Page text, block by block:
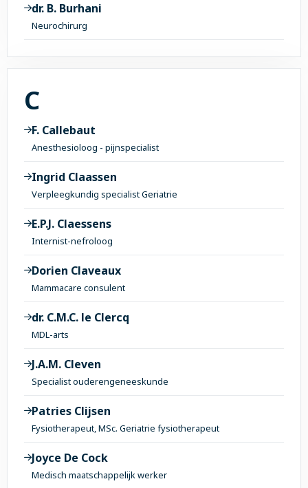
dr. B. Burhani
Neurochirurg
Alle onderwerpen
C
F. Callebaut
Anesthesioloog - pijnspecialist
Ingrid Claassen
Verpleegkundig specialist Geriatrie
E.P.J. Claessens
Internist-nefroloog
Dorien Claveaux
Mammacare consulent
dr. C.M.C. le Clercq
MDL-arts
J.A.M. Cleven
Specialist ouderengeneeskunde
Patries Clijsen
Fysiotherapeut, MSc. Geriatrie fysiotherapeut
Joyce De Cock
Medisch maatschappelijk werker